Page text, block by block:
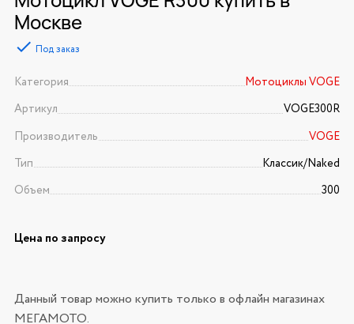
Москве
Под заказ
Категория
Мотоциклы VOGE
Артикул
VOGE300R
Производитель
VOGE
Тип
Классик/Naked
Объем
300
Цена по запросу
Данный товар можно купить только в офлайн магазинах
МЕГАМОТО.